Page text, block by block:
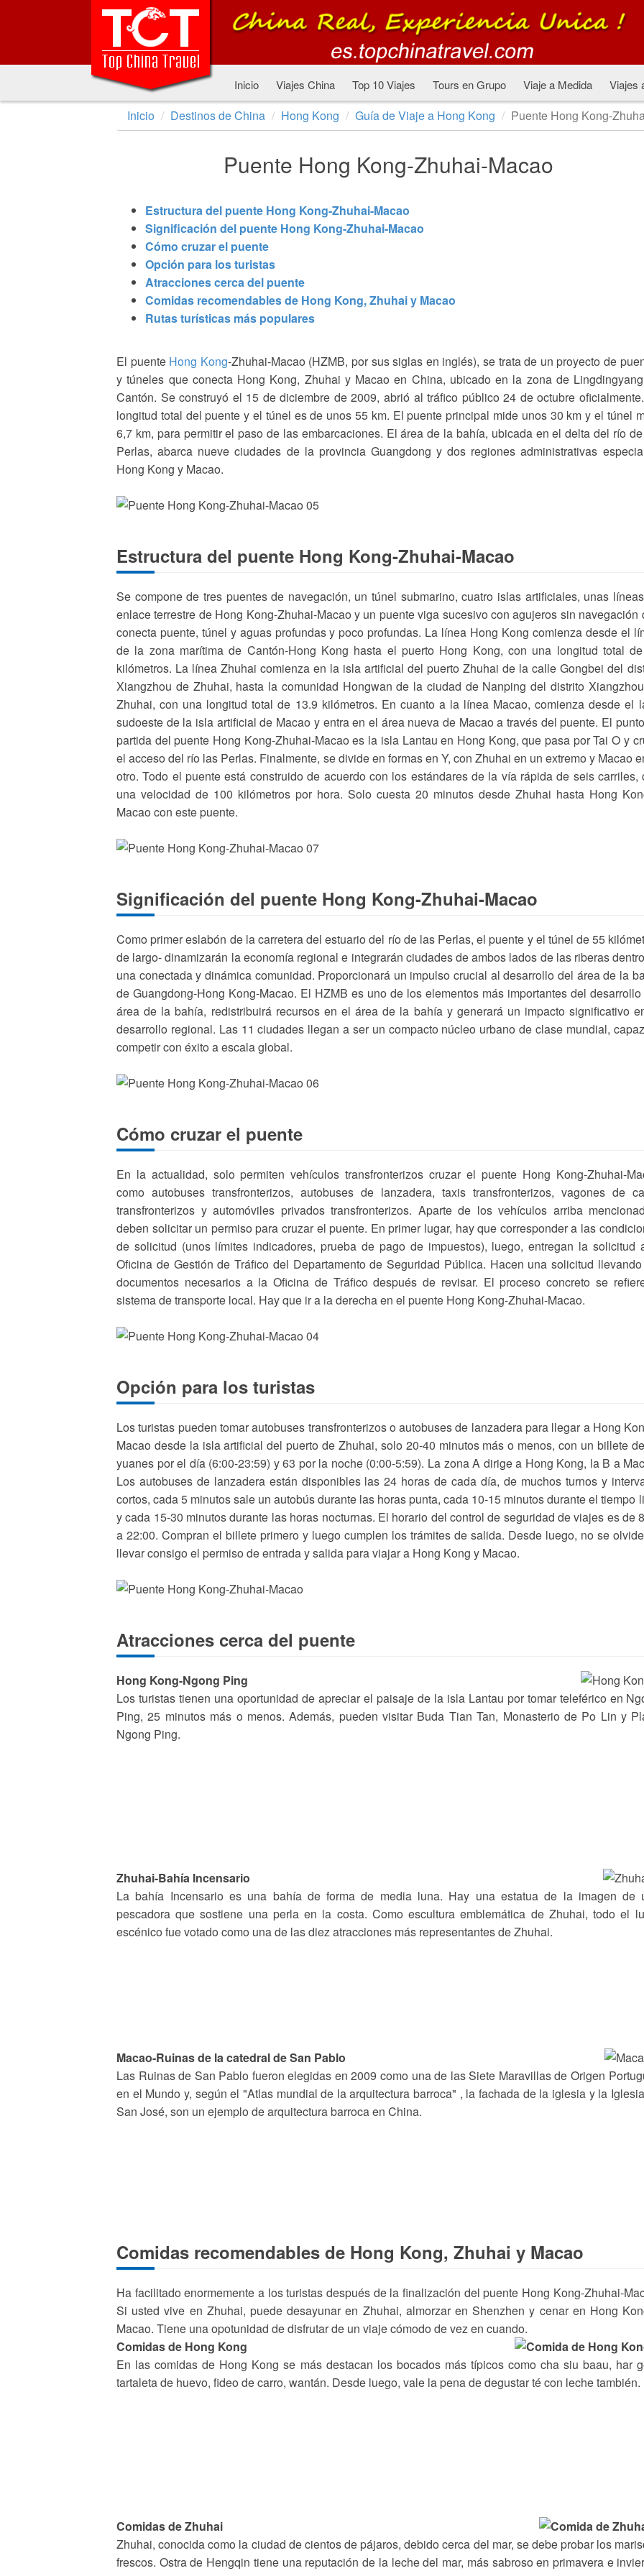
Inicio Viajes China Top 10 Viajes Tours en Grupo Viaje a Medida Viajes
Inicio Destinos de China Hong Kong Guía de Viaje a Hong Kong Puente Hong Kong-
Puente Hong Kong-Zhuhai-Macao
Estructura del puente Hong Kong-Zhuhai-Macao
Significación del puente Hong Kong-Zhuhai-Macao
Cómo cruzar el puente
Opción para los turistas
Atracciones cerca del puente
Comidas recomendables de Hong Kong, Zhuhai y Macao
Rutas turísticas más populares
El puente Hong Kong-Zhuhai-Macao (HZMB, por sus siglas en inglés), se trata de un proyecto de
y túneles que conecta Hong Kong, Zhuhai y Macao en China, ubicado en la zona de
Cantón. Se construyó el 15 de diciembre de 2009, abrió al tráfico público 24 de octubre
longitud total del puente y el túnel es de unos 55 km. El puente principal mide unos 30 km y el túnel
6,7 km, para permitir el paso de las embarcaciones. El área de la bahía, ubicada en el delta del río
Perlas, abarca nueve ciudades de la provincia Guangdong y dos regiones administrativas
Hong Kong y Macao.
Estructura del puente Hong Kong-Zhuhai-Macao
Se compone de tres puentes de navegación, un túnel submarino, cuatro islas artificiales, unas
enlace terrestre de Hong Kong-Zhuhai-Macao y un puente viga sucesivo con agujeros sin navegación
conecta puente, túnel y aguas profundas y poco profundas. La línea Hong Kong comienza desde el
de la zona marítima de Cantón-Hong Kong hasta el puerto Hong Kong, con una longitud total
kilómetros. La línea Zhuhai comienza en la isla artificial del puerto Zhuhai de la calle Gongbei del
Xiangzhou de Zhuhai, hasta la comunidad Hongwan de la ciudad de Nanping del distrito
Zhuhai, con una longitud total de 13.9 kilómetros. En cuanto a la línea Macao, comienza desde el
sudoeste de la isla artificial de Macao y entra en el área nueva de Macao a través del puente. El
partida del puente Hong Kong-Zhuhai-Macao es la isla Lantau en Hong Kong, que pasa por Tai O y
el acceso del río las Perlas. Finalmente, se divide en formas en Y, con Zhuhai en un extremo y Macao
otro. Todo el puente está construido de acuerdo con los estándares de la vía rápida de seis carriles,
una velocidad de 100 kilómetros por hora. Solo cuesta 20 minutos desde Zhuhai hasta Hong
Macao con este puente.
Significación del puente Hong Kong-Zhuhai-Macao
Como primer eslabón de la carretera del estuario del río de las Perlas, el puente y el túnel de 55
de largo- dinamizarán la economía regional e integrarán ciudades de ambos lados de las riberas
una conectada y dinámica comunidad. Proporcionará un impulso crucial al desarrollo del área de la
de Guangdong-Hong Kong-Macao. El HZMB es uno de los elementos más importantes del
área de la bahía, redistribuirá recursos en el área de la bahía y generará un impacto significativo
desarrollo regional. Las 11 ciudades llegan a ser un compacto núcleo urbano de clase mundial,
competir con éxito a escala global.
Cómo cruzar el puente
En la actualidad, solo permiten vehículos transfronterizos cruzar el puente Hong Kong-Zhuhai-
como autobuses transfronterizos, autobuses de lanzadera, taxis transfronterizos, vagones de
transfronterizos y automóviles privados transfronterizos. Aparte de los vehículos arriba
deben solicitar un permiso para cruzar el puente. En primer lugar, hay que corresponder a las
de solicitud (unos límites indicadores, prueba de pago de impuestos), luego, entregan la solicitud
Oficina de Gestión de Tráfico del Departamento de Seguridad Pública. Hacen una solicitud
documentos necesarios a la Oficina de Tráfico después de revisar. El proceso concreto se
sistema de transporte local. Hay que ir a la derecha en el puente Hong Kong-Zhuhai-Macao.
Opción para los turistas
Los turistas pueden tomar autobuses transfronterizos o autobuses de lanzadera para llegar a Hong
Macao desde la isla artificial del puerto de Zhuhai, solo 20-40 minutos más o menos, con un billete
yuanes por el día (6:00-23:59) y 63 por la noche (0:00-5:59). La zona A dirige a Hong Kong, la B a
Los autobuses de lanzadera están disponibles las 24 horas de cada día, de muchos turnos y
cortos, cada 5 minutos sale un autobús durante las horas punta, cada 10-15 minutos durante el tiempo
y cada 15-30 minutos durante las horas nocturnas. El horario del control de seguridad de viajes es de
a 22:00. Compran el billete primero y luego cumplen los trámites de salida. Desde luego, no se
llevar consigo el permiso de entrada y salida para viajar a Hong Kong y Macao.
Atracciones cerca del puente
Hong Kong-Ngong Ping
Los turistas tienen una oportunidad de apreciar el paisaje de la isla Lantau por tomar teleférico en
Ping, 25 minutos más o menos. Además, pueden visitar Buda Tian Tan, Monasterio de Po Lin y
Ngong Ping.
Zhuhai-Bahía Incensario
La bahía Incensario es una bahía de forma de media luna. Hay una estatua de la imagen de
pescadora que sostiene una perla en la costa. Como escultura emblemática de Zhuhai, todo el
escénico fue votado como una de las diez atracciones más representantes de Zhuhai.
Macao-Ruinas de la catedral de San Pablo
Las Ruinas de San Pablo fueron elegidas en 2009 como una de las Siete Maravillas de Origen
en el Mundo y, según el "Atlas mundial de la arquitectura barroca" , la fachada de la iglesia y la
San José, son un ejemplo de arquitectura barroca en China.
Comidas recomendables de Hong Kong, Zhuhai y Macao
Ha facilitado enormemente a los turistas después de la finalización del puente Hong Kong-Zhuhai-
Si usted vive en Zhuhai, puede desayunar en Zhuhai, almorzar en Shenzhen y cenar en Hong
Macao. Tiene una opotunidad de disfrutar de un viaje cómodo de vez en cuando.
Comidas de Hong Kong
En las comidas de Hong Kong se más destacan los bocados más típicos como cha siu baau, har
tartaleta de huevo, fideo de carro, wantán. Desde luego, vale la pena de degustar té con leche también.
Comidas de Zhuhai
Zhuhai, conocida como la ciudad de cientos de pájaros, debido cerca del mar, se debe probar los
frescos. Ostra de Hengqin tiene una reputación de la leche del mar, más sabroso en primavera e